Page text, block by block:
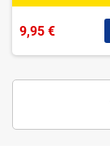
9,95 €